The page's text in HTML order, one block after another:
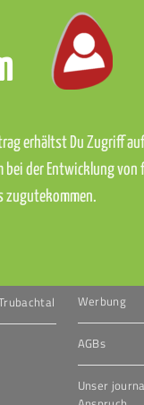
erhältst Du Zugriff
der Entwicklung von
zugutekommen.
Werbung
AGBs
Unser